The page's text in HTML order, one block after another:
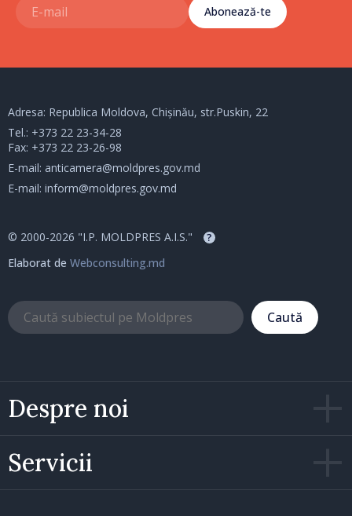
Abonează-te
Despre noi
Servicii
Adresa: Republica Moldova, Chișinău, str.Puskin, 22
Tel.: +373 22 23-34-28
Fax: +373 22 23-26-98
E-mail: anticamera@moldpres.gov.md
E-mail: inform@moldpres.gov.md
© 2000-2026 "I.P. MOLDPRES A.I.S." ?
Elaborat de Webconsulting.md
Caută